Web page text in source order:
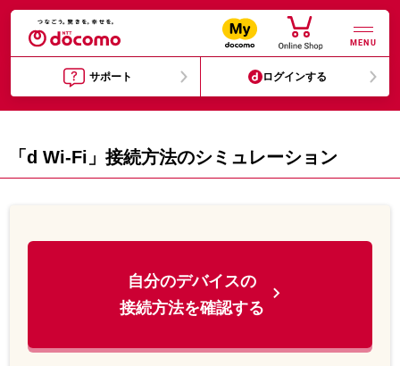
MENU
サポート ログインする
「d Wi-Fi」接続方法のシミュレーション
自分のデバイスの
接続方法を確認する
